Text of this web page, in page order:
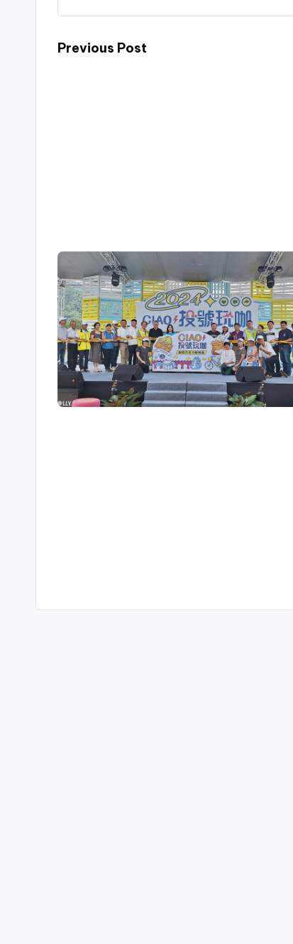
Previous Post